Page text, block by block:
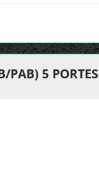
PAB) 5 PORTES